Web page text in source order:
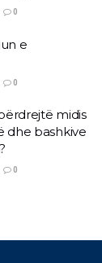
0
e
0
midis
dhe bashkive
0